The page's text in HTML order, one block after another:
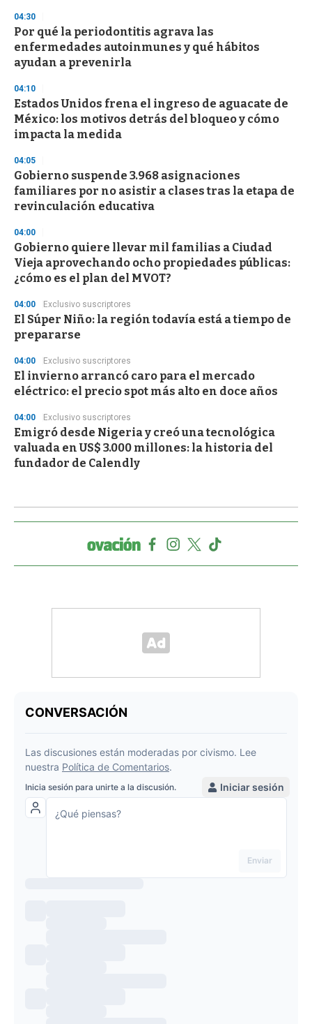
s
e
c
o
n
04:30
Por qué la periodontitis agrava las
enfermedades autoinmunes y qué hábitos
ayudan a prevenirla
04:10
Estados Unidos frena el ingreso de aguacate de
México: los motivos detrás del bloqueo y cómo
impacta la medida
04:05
Gobierno suspende 3.968 asignaciones
familiares por no asistir a clases tras la etapa de
revinculación educativa
04:00
Gobierno quiere llevar mil familias a Ciudad
Vieja aprovechando ocho propiedades públicas:
¿cómo es el plan del MVOT?
04:00 Exclusivo suscriptores
El Súper Niño: la región todavía está a tiempo de
prepararse
04:00 Exclusivo suscriptores
El invierno arrancó caro para el mercado
eléctrico: el precio spot más alto en doce años
04:00 Exclusivo suscriptores
Emigró desde Nigeria y creó una tecnológica
valuada en US$ 3.000 millones: la historia del
fundador de Calendly